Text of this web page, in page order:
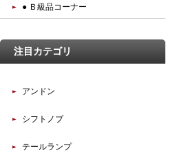
● Ｂ級品コーナー
注目カテゴリ
アンドン
シフトノブ
テールランプ